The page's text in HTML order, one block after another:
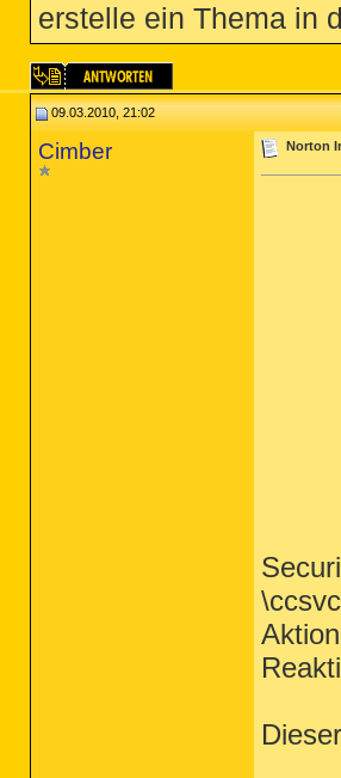
erstelle ein Thema in
09.03.2010, 21:02
Cimber Norton